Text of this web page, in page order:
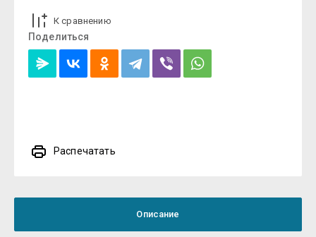
К сравнению
Поделиться
Распечатать
Описание